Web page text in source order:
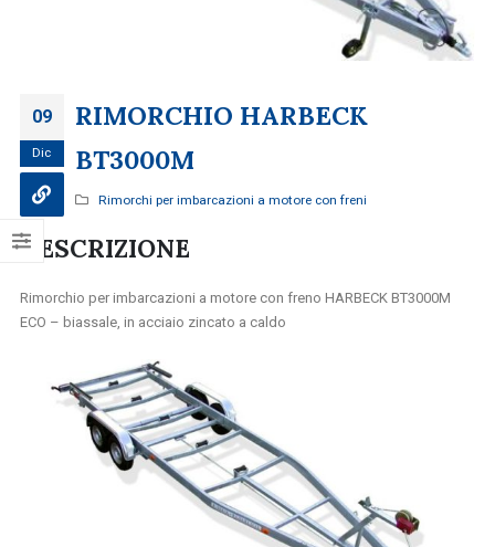
09
Dic
RIMORCHIO HARBECK
BT3000M
Rimorchi per imbarcazioni a motore con freni
DESCRIZIONE
Rimorchio per imbarcazioni a motore con freno HARBECK BT3000M
ECO – biassale, in acciaio zincato a caldo